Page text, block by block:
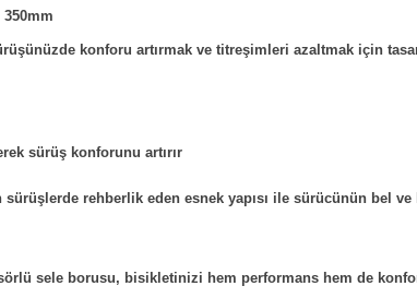
konforu artırmak ve titreşimleri azaltmak için
sürüş konforunu artırır
rehberlik eden esnek yapısı ile sürücünün bel ve
sele borusu, bisikletinizi hem performans hem de